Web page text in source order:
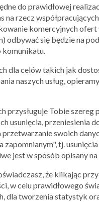
+
−
do prawidłowej
rzecz
komercyjnych
odbywać się będzie na
komunikatu.
dla celów takich jak
naszych usług,
przysługuje Tobie
usunięcia,
swoich
tj.
jest w sposób opisany
że klikając
w celu prawidłowego
dla tworzenia statystyk